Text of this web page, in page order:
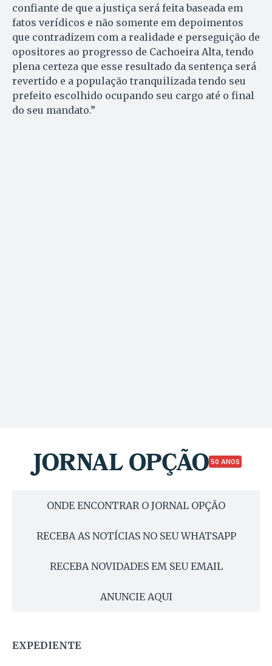
confiante de que a justiça será feita baseada em
fatos verídicos e não somente em depoimentos
que contradizem com a realidade e perseguição de
opositores ao progresso de Cachoeira Alta, tendo
plena certeza que esse resultado da sentença será
revertido e a população tranquilizada tendo seu
prefeito escolhido ocupando seu cargo até o final
do seu mandato.”
50 ANOS
ONDE ENCONTRAR O JORNAL OPÇÃO
RECEBA AS NOTÍCIAS NO SEU WHATSAPP
RECEBA NOVIDADES EM SEU EMAIL
ANUNCIE AQUI
EXPEDIENTE